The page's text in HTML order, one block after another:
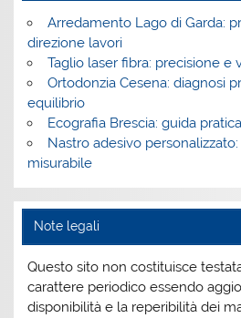
Arredamento Lago di Garda:
direzione lavori
Taglio laser fibra: precisione e
Ortodonzia Cesena: diagnosi
equilibrio
Ecografia Brescia: guida
Nastro adesivo
misurabile
Note legali
Questo sito non costituisce
carattere periodico essendo
disponibilità e la reperibilità dei